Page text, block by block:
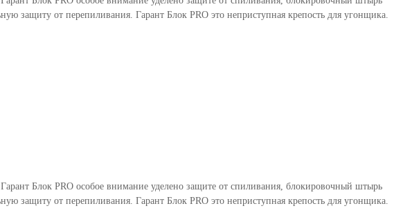
защиту от перепиливания. Гарант Блок PRO это неприступная крепость для угонщика.
Блок PRO особое внимание уделено защите от спиливания, блокировочный штырь
защиту от перепиливания. Гарант Блок PRO это неприступная крепость для угонщика.